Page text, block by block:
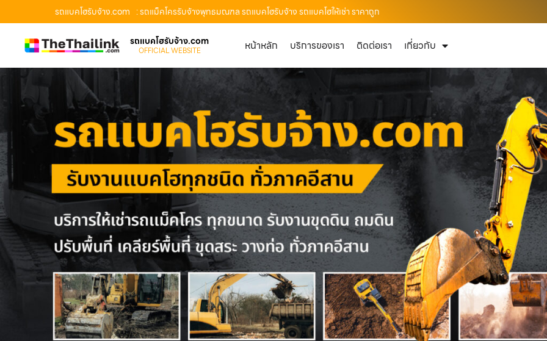
รถแบคโฮรับจ้าง.com : รถแม็คโครรับจ้างพุทธมณฑล รถแบคโฮรับจ้าง รถแบคโฮให้เช่า ราคาถูก
รถแบคโฮรับจ้าง.com
OFFICIAL WEBSITE หน้าหลัก บริการของเรา ติดต่อเรา เกี่ยวกับ